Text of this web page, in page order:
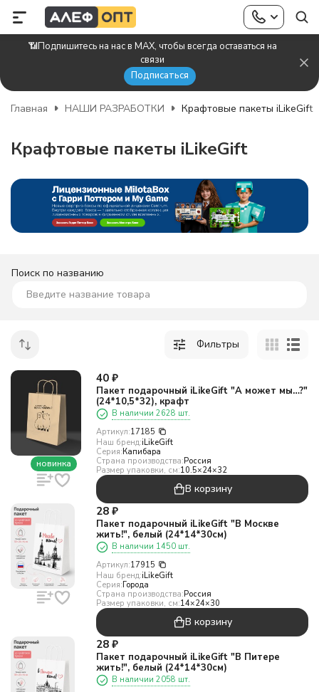
📶Подпишитесь на нас в MAX, чтобы всегда оставаться на
связи
Подписаться
Главная НАШИ РАЗРАБОТКИ Крафтовые пакеты iLikeGift
Крафтовые пакеты iLikeGift
Поиск по названию
Фильтры
новинка
40 ₽
Пакет подарочный iLikeGift "А может мы…?"
(24*10,5*32), крафт
В наличии 2628 шт.
Артикул:17185
Наш бренд:iLikeGift
Серия:Капибара
Страна производства:Россия
Размер упаковки, см:10.5×24×32
В корзину
28 ₽
Пакет подарочный iLikeGift "В Москве
жить!", белый (24*14*30см)
В наличии 1450 шт.
Артикул:17915
Наш бренд:iLikeGift
Серия:Города
Страна производства:Россия
Размер упаковки, см:14×24×30
В корзину
28 ₽
Пакет подарочный iLikeGift "В Питере
жить!", белый (24*14*30см)
В наличии 2058 шт.